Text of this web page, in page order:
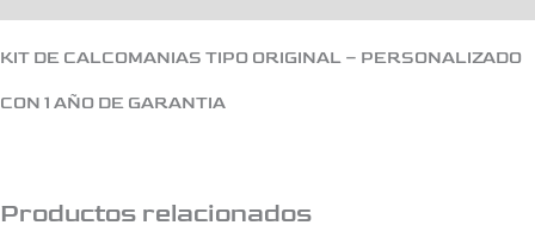
KIT DE CALCOMANIAS TIPO ORIGINAL – PERSONALIZADO
CON 1 AÑO DE GARANTIA
Productos relacionados